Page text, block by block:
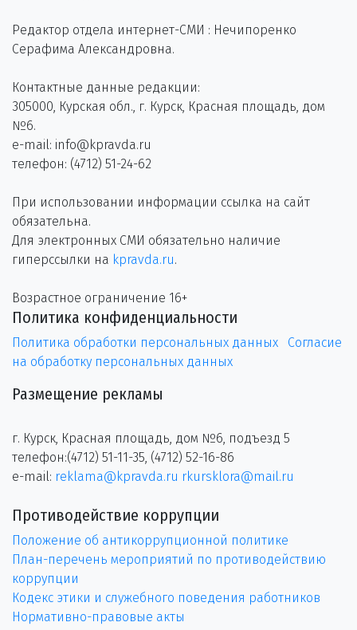
Редактор отдела интернет-СМИ : Нечипоренко
Серафима Александровна.
Контактные данные редакции:
305000, Курская обл., г. Курск, Красная площадь, дом
№6.
e-mail: info@kpravda.ru
телефон: (4712) 51-24-62
При использовании информации ссылка на сайт
обязательна.
Для электронных СМИ обязательно наличие
гиперссылки на kpravda.ru.
Возрастное ограничение 16+
Политика конфиденциальности
Политика обработки персональных данных
Согласие
на обработку персональных данных
Размещение рекламы
г. Курск, Красная площадь, дом №6, подъезд 5
телефон:(4712) 51-11-35, (4712) 52-16-86
e-mail: reklama@kpravda.ru rkursklora@mail.ru
Противодействие коррупции
Положение об антикоррупционной политике
План-перечень мероприятий по противодействию
коррупции
Кодекс этики и служебного поведения работников
Нормативно-правовые акты